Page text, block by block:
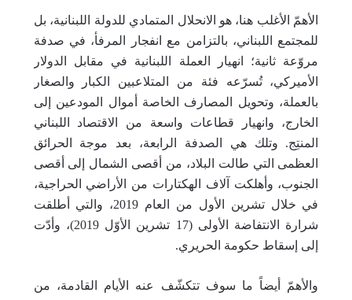
الأهمّ الأغلب هنا، هو الانحلال المتمادي للدولة اللبنانية، بل
للمجتمع اللبناني، بالتزامن مع انفجار المرفأ، في صدفة
مروّعة ثانية؛ انهيار العملة اللبنانية في مقابل الدولار
الأميركي، تُسرّعه فئة من المتلاعبين الكبار والصغار
بالعملة، وتحويل المصارف الخاصة أموال المودعين إلى
الخارج، وانهيار قطاعات واسعة من الاقتصاد اللبناني
المنتِج. وتلك هي الصدفة الرابعة، بعد موجة الحرائق
العظمى التي طالت البلاد، من أقصى الشمال إلى أقصى
الجنوب، وأهلكت آلاف الهكتارات من الأراضي الحراجية،
في خلال تشرين الأول من العام 2019، والتي أطلقت
شرارة الانتفاضة الأولى (17 تشرين الأوّل 2019)، وأدّت
إلى إسقاط حكومة الحريري.
والأهمّ أيضاً ما سوف تتكشّف عنه الأيام القادمة، من